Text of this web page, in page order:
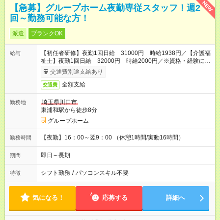
NEW
【急募】グループホーム夜勤専従スタッフ！週2
回～勤務可能な方！
派遣 ブランクOK
給与
【初任者研修】夜勤1回日給 31000円 時給1938円／【介護福
祉士】夜勤1回日給 32000円 時給2000円／※資格・経験によ
り変動交通費別途支給あり
交通費 全額支給
勤務地
埼玉県川口市
東浦和駅から徒歩8分
グループホーム
勤務時間 【夜勤】16：00～翌9：00 （休憩1時間/実動16時間）
期間 即日～長期
特徴 シフト勤務 / パソコンスキル不要
気になる！ 応募する 詳細へ